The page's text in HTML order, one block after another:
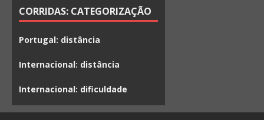
CORRIDAS: CATEGORIZAÇÃO
Portugal: distância
Internacional: distância
Internacional: dificuldade